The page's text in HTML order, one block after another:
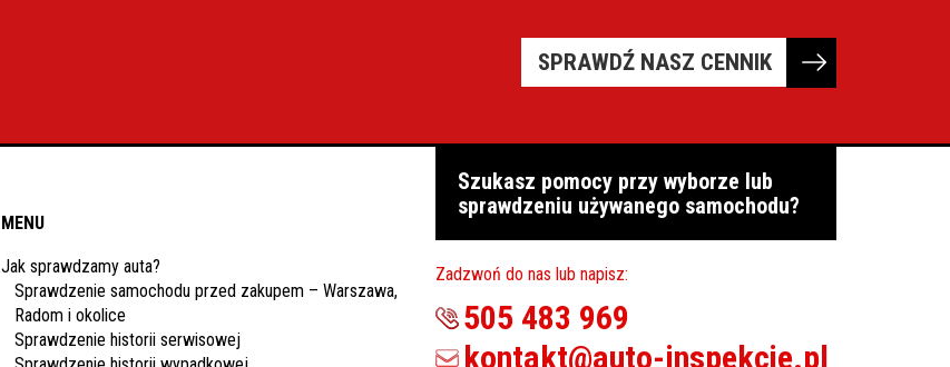
SPRAWDŹ NASZ CENNIK
MENU
Jak sprawdzamy auta?
Sprawdzenie samochodu przed zakupem – Warszawa,
Radom i okolice
Sprawdzenie historii serwisowej
Szukasz pomocy przy wyborze lub
sprawdzeniu używanego samochodu?
Zadzwoń do nas lub napisz:
505 483 969
kontakt@auto-inspekcje.pl